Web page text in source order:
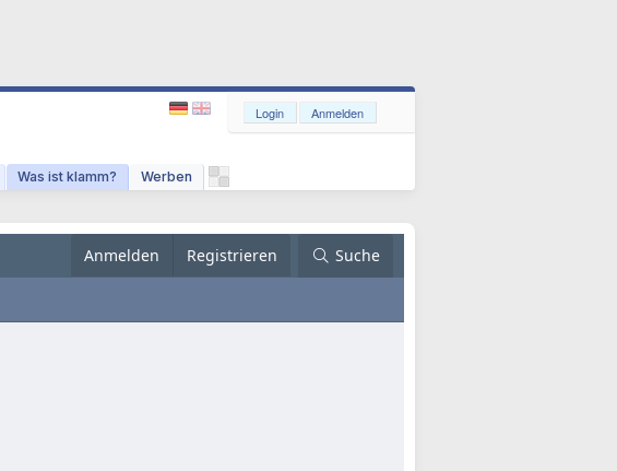
Was ist klamm? Werben
Login Anmelden
Anmelden Registrieren Suche